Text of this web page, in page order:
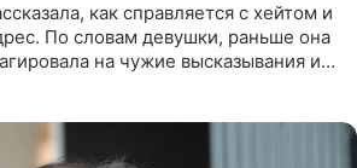
как справляется с хейтом и
По словам девушки, раньше она
на чужие высказывания и